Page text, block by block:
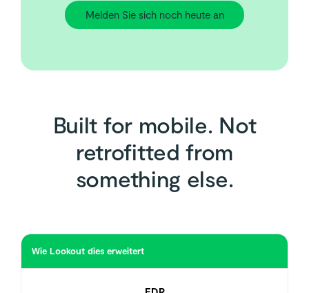
Melden Sie sich noch heute an
Built for mobile. Not
retrofitted from
something else.
Wie Lookout dies erweitert